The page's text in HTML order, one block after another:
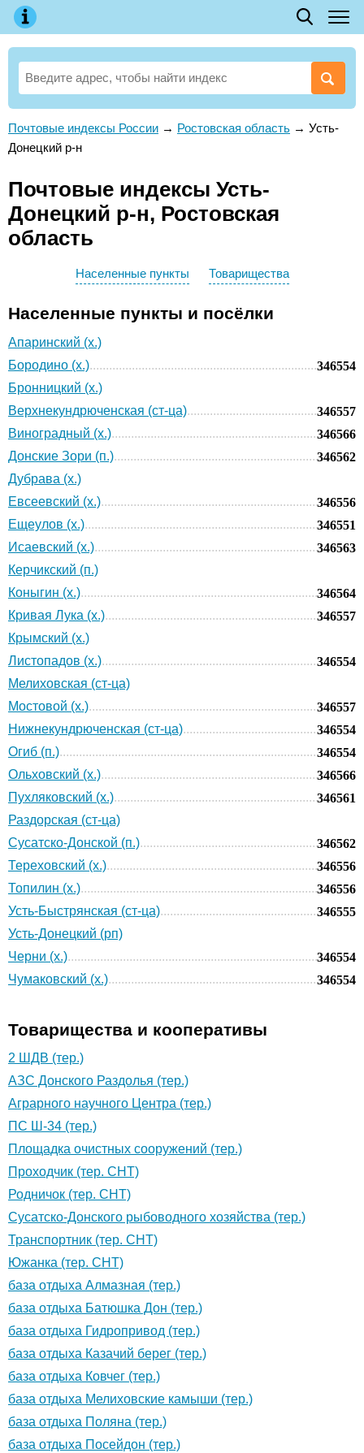
Почтовые индексы России → Ростовская область → Усть-
Донецкий р-н
Почтовые индексы Усть-
Донецкий р-н, Ростовская
область
Населенные пункты Товарищества
Населенные пункты и посёлки
Апаринский (х.)
Бородино (х.)
346554
Бронницкий (х.)
Верхнекундрюченская (ст-ца)
346557
Виноградный (х.)
346566
Донские Зори (п.)
346562
Дубрава (х.)
Евсеевский (х.)
346556
Ещеулов (х.)
346551
Исаевский (х.)
346563
Керчикский (п.)
Коныгин (х.)
346564
Кривая Лука (х.)
346557
Крымский (х.)
Листопадов (х.)
346554
Мелиховская (ст-ца)
Мостовой (х.)
346557
Нижнекундрюченская (ст-ца)
346554
Огиб (п.)
346554
Ольховский (х.)
346566
Пухляковский (х.)
346561
Раздорская (ст-ца)
Сусатско-Донской (п.)
346562
Тереховский (х.)
346556
Топилин (х.)
346556
Усть-Быстрянская (ст-ца)
346555
Усть-Донецкий (рп)
Черни (х.)
346554
Чумаковский (х.)
346554
Товарищества и кооперативы
2 ШДВ (тер.)
АЗС Донского Раздолья (тер.)
Аграрного научного Центра (тер.)
ПС Ш-34 (тер.)
Площадка очистных сооружений (тер.)
Проходчик (тер. СНТ)
Родничок (тер. СНТ)
Сусатско-Донского рыбоводного хозяйства (тер.)
Транспортник (тер. СНТ)
Южанка (тер. СНТ)
база отдыха Алмазная (тер.)
база отдыха Батюшка Дон (тер.)
база отдыха Гидропривод (тер.)
база отдыха Казачий берег (тер.)
база отдыха Ковчег (тер.)
база отдыха Мелиховские камыши (тер.)
база отдыха Поляна (тер.)
база отдыха Посейдон (тер.)